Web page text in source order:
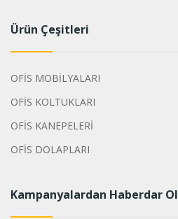
Ürün Çeşitleri
OFİS MOBİLYALARI
OFİS KOLTUKLARI
OFİS KANEPELERİ
OFİS DOLAPLARI
Kampanyalardan Haberdar Ol